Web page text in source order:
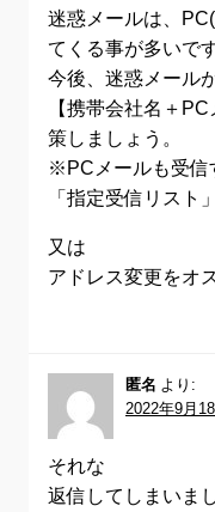
迷惑メールは、
てくる事が多いです
今後、迷惑メール
【携帯会社名＋
策しましょう。
※PCメールも受信
「指定受信リスト
又は
アドレス変更をオ
匿名
より:
2022年9月
それな
返信してしまいま